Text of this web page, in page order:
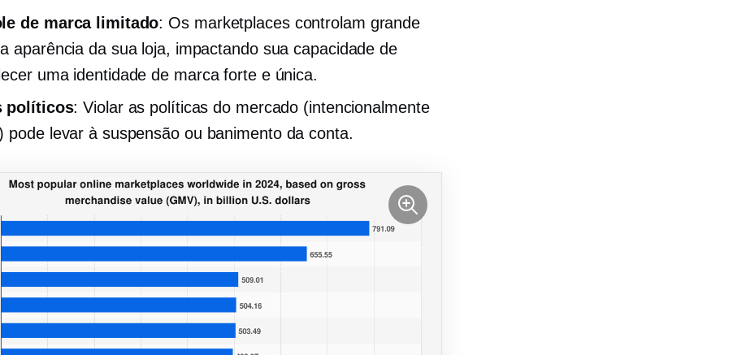
de marca limitado: Os marketplaces controlam grande
aparência da sua loja, impactando sua capacidade de
uma identidade de marca forte e única.
políticos: Violar as políticas do mercado (intencionalmente
pode levar à suspensão ou banimento da conta.